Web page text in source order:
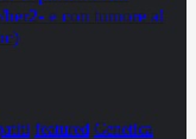
e con tumore al
featured Genetica